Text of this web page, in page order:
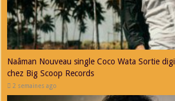
Naâman Nouveau single Coco Wata Sortie
chez Big Scoop Records
2 semaines ago